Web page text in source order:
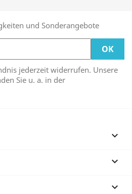
und Sonderangebote
jederzeit widerrufen. Unsere
Sie u. a. in der


